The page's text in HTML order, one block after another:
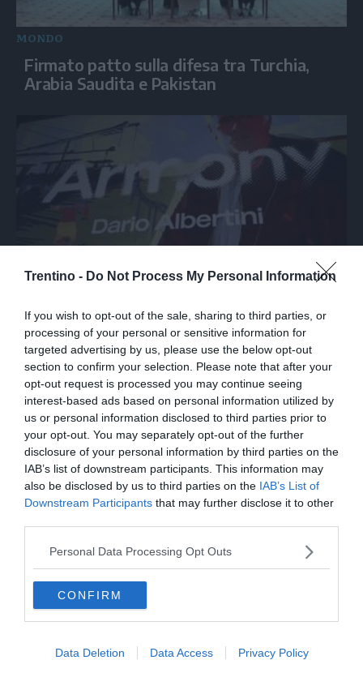
Trentino - Do Not Process My Personal Information
If you wish to opt-out of the sale, sharing to third parties, or
processing of your personal or sensitive information for
targeted advertising by us, please use the below opt-out
section to confirm your selection. Please note that after your
opt-out request is processed you may continue seeing
interest-based ads based on personal information utilized by
us or personal information disclosed to third parties prior to
your opt-out. You may separately opt-out of the further
disclosure of your personal information by third parties on the
IAB’s list of downstream participants. This information may
also be disclosed by us to third parties on the IAB’s List of
Downstream Participants that may further disclose it to other
Personal Data Processing Opt Outs
CONFIRM
Data Deletion Data Access Privacy Policy
MONDO
Firmato patto sulla difesa tra Turchia,
Arabia Saudita e Pakistan
Armony, Mastandrea diretto da Albertini
presenta la sua famiglia diversa ma felice
SPETTACOLO
Joni Sighvatsson: "Il cinema italiano ha
disegnato la mia visione del mondo e del
cinema"